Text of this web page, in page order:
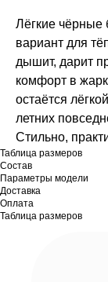
Лёгкие
вариант для
дышит, дарит
комфорт в
остаётся
летних
Стильно,
Таблица размеров
Состав
Параметры модели
Доставка
Оплата
Таблица размеров